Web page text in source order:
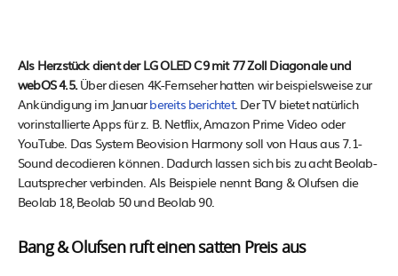
Als Herzstück dient der LG OLED C9 mit 77 Zoll Diagonale und
webOS 4.5.Über diesen 4K-Fernseher hatten wir beispielsweise zur
Ankündigung im Januarbereits berichtet. Der TV bietet natürlich
vorinstallierte Apps für z. B. Netflix, Amazon Prime Video oder
YouTube. Das System Beovision Harmony soll von Haus aus 7.1-
Sound decodieren können. Dadurch lassen sich bis zu acht Beolab-
Lautsprecher verbinden. Als Beispiele nennt Bang & Olufsen die
Beolab 18, Beolab 50 und Beolab 90.
Bang & Olufsen ruft einen satten Preis aus